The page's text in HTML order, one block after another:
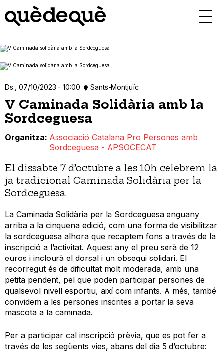
contingut
Ds., 07/10/2023 - 10:00 Sants-Montjuïc
V Caminada Solidària amb la
Sordceguesa
Organitza Associació Catalana Pro Persones amb
Sordceguesa - APSOCECAT
El dissabte 7 d’octubre a les 10h celebrem la
ja tradicional Caminada Solidària per la
Sordceguesa.
La Caminada Solidària per la Sordceguesa enguany
arriba a la cinquena edició, com una forma de visibilitzar
la sordceguesa alhora que recaptem fons a través de la
inscripció a l’activitat. Aquest any el preu serà de 12
euros i inclourà el dorsal i un obsequi solidari. El
recorregut és de dificultat molt moderada, amb una
petita pendent, pel que poden participar persones de
qualsevol nivell esportiu, així com infants. A més, també
convidem a les persones inscrites a portar la seva
mascota a la caminada.
Per a participar cal inscripció prèvia, que es pot fer a
través de les següents vies, abans del dia 5 d’octubre: